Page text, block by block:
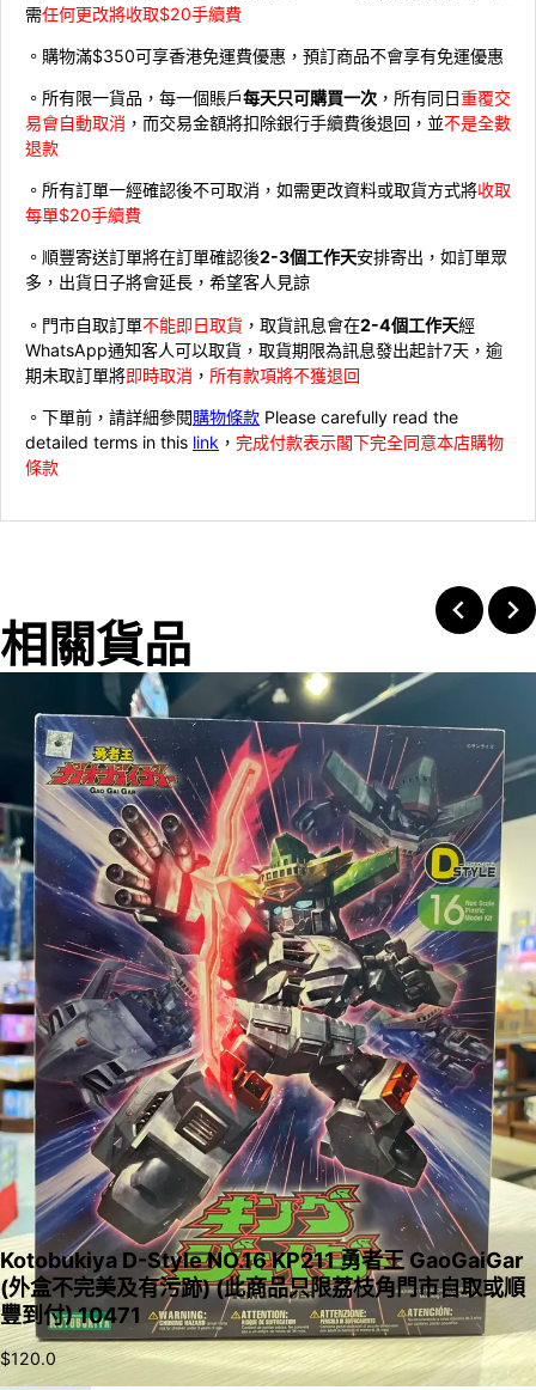
需任何更改將收取$20手續費
。購物滿$350可享香港免運費優惠，預訂商品不會享有免運優惠
。所有限一貨品，每一個賬戶每天只可購買一次 ，所有同日重覆交
易會自動取消 ，而交易金額將扣除銀行手續費後退回，並不是全數
退款
。所有訂單一經確認後不可取消，如需更改資料或取貨方式將收取
每單$20手續費
。順豐寄送訂單將在訂單確認後2-3個工作天安排寄出，如訂單眾
多，出貨日子將會延長，希望客人見諒
。門市自取訂單不能即日取貨 ，取貨訊息會在2-4個工作天經
WhatsApp通知客人可以取貨，取貨期限為訊息發出起計7天，逾
期未取訂單將即時取消 ， 所有款項將不獲退回
。下單前，請詳細參閱購物條款 Please carefully read the
detailed terms in this link ， 完成付款表示閣下完全同意本店購物
條款
相關貨品
入購物車
Kotobukiya D-Style NO.16 KP211 勇者王 GaoGaiGar
(外盒不完美及有污跡) (此商品只限荔枝角門市自取或順
豐到付) 10471
$120.0